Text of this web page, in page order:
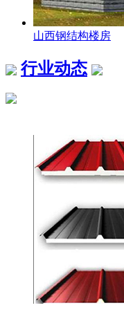
山西钢结构楼房
行业动态